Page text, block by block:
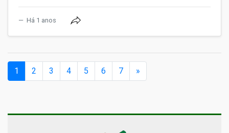
Há 1 anos
1 (current)
2 3 4 5 6 7 »